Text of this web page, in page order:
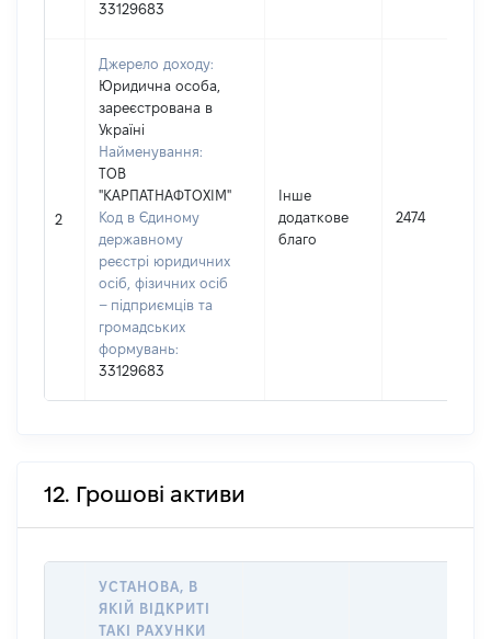
33129683
2
Джерело доходу:
Юридична особа,
зареєстрована в
Україні
Найменування:
ТОВ
"КАРПАТНАФТОХІМ"
Код в Єдиному
державному
реєстрі юридичних
осіб, фізичних осіб
– підприємців та
громадських
формувань:
33129683
Інше
додаткове
благо
2474
12. Грошові активи
УСТАНОВА, В
ЯКІЙ ВІДКРИТІ
ТАКІ РАХУНКИ